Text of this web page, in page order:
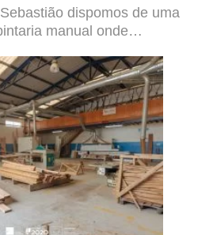
dispomos de uma
manual onde…